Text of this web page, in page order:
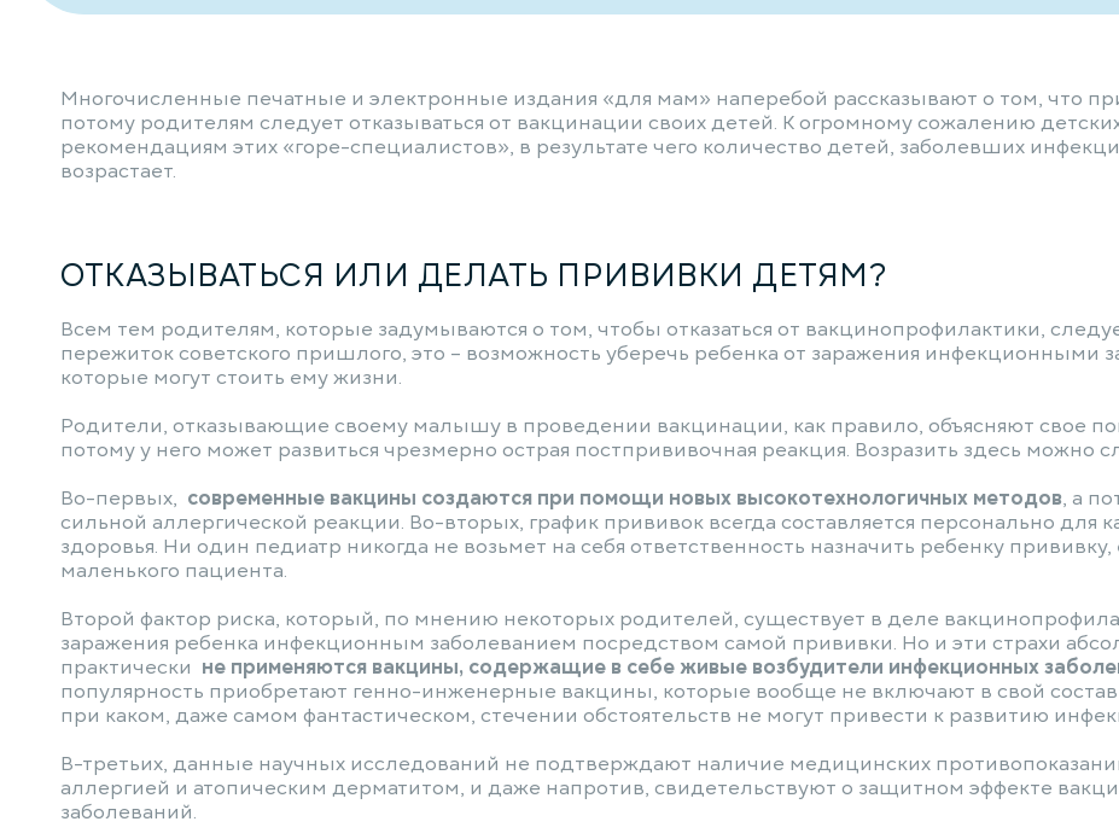
Многочисленные печатные и электронные издания «для мам» наперебой рассказывают о том, что
потому родителям следует отказываться от вакцинации своих детей. К огромному сожалению
рекомендациям этих «горе-специалистов», в результате чего количество детей, заболевших
возрастает.
ОТКАЗЫВАТЬСЯ ИЛИ ДЕЛАТЬ ПРИВИВКИ ДЕТЯМ?
Всем тем родителям, которые задумываются о том, чтобы отказаться от вакцинопрофилактики,
пережиток советского пришлого, это – возможность уберечь ребенка от заражения инфекционными
которые могут стоить ему жизни.
Родители, отказывающие своему малышу в проведении вакцинации, как правило, объясняют свое
потому у него может развиться чрезмерно острая постпрививочная реакция. Возразить здесь можно
Во-первых, современные вакцины создаются при помощи новых высокотехнологичных методов, а
сильной аллергической реакции. Во-вторых, график прививок всегда составляется персонально для
здоровья. Ни один педиатр никогда не возьмет на себя ответственность назначить ребенку
маленького пациента.
Второй фактор риска, который, по мнению некоторых родителей, существует в деле
заражения ребенка инфекционным заболеванием посредством самой прививки. Но и эти страхи
практически не применяются вакцины, содержащие в себе живые возбудители инфекционных
популярность приобретают генно-инженерные вакцины, которые вообще не включают в свой
при каком, даже самом фантастическом, стечении обстоятельств не могут привести к развитию
В-третьих, данные научных исследований не подтверждают наличие медицинских
аллергией и атопическим дерматитом, и даже напротив, свидетельствуют о защитном эффекте
заболеваний.